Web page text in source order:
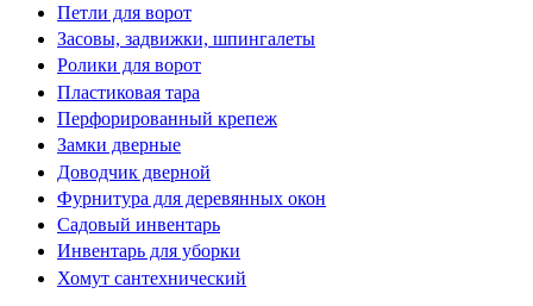
Петли для ворот
Засовы, задвижки, шпингалеты
Ролики для ворот
Пластиковая тара
Перфорированный крепеж
Замки дверные
Доводчик дверной
Фурнитура для деревянных окон
Садовый инвентарь
Инвентарь для уборки
Хомут сантехнический